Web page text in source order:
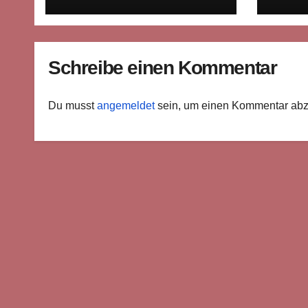
Geschichte
Schreibe einen Kommentar
Du musstangemeldetsein, um einen Kommentar